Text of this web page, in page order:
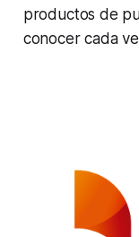
productos de
conocer cada